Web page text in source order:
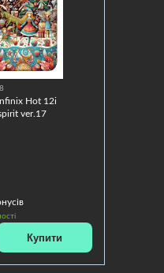
Hot 12i
ver.17
Купити